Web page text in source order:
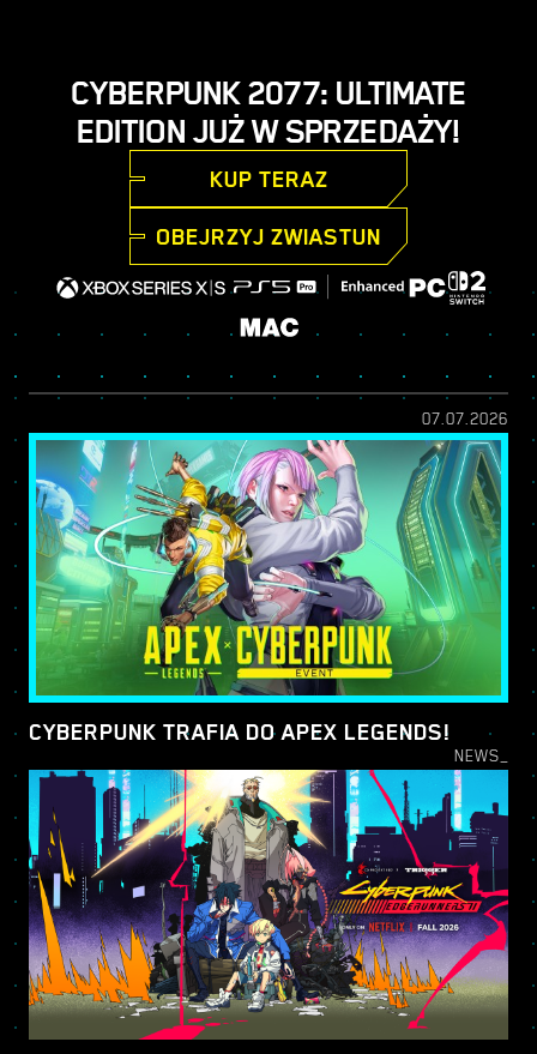
CYBERPUNK 2077: ULTIMATE
EDITION JUŻ W SPRZEDAŻY!
KUP TERAZ
OBEJRZYJ ZWIASTUN
07.07.2026
CYBERPUNK TRAFIA DO APEX LEGENDS!
NEWS_